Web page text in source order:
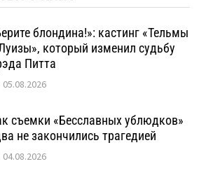
блондина!»: кастинг «Тельмы
который изменил судьбу
Питта
05.08.2026
съемки «Бесславных ублюдков»
не закончились трагедией
04.08.2026